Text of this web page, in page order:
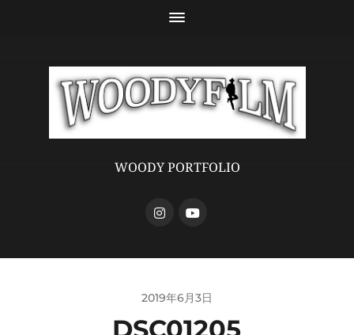
WOODY PORTFOLIO
2019年6月3日
DSC01205